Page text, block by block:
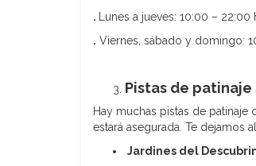
.
Lunes a jueves: 10:00 – 22:00
. Viernes, sábado y domingo:
Pistas de
Hay muchas pistas de
estará asegurada. Te dejamos
Jardines del